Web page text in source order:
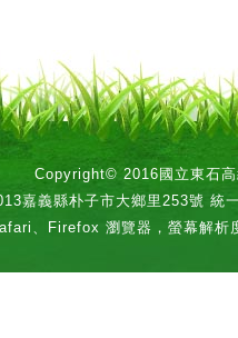
Copyright© 2016國立東石高
嘉義縣朴子市大鄉里253號 統
、Firefox 瀏覽器，螢幕解